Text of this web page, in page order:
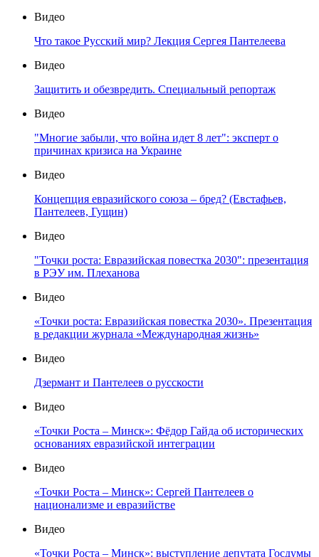
Видео
Что такое Русский мир? Лекция Сергея Пантелеева
Видео
Защитить и обезвредить. Специальный репортаж
Видео
"Многие забыли, что война идет 8 лет": эксперт о
причинах кризиса на Украине
Видео
Концепция евразийского союза – бред? (Евстафьев,
Пантелеев, Гущин)
Видео
"Точки роста: Евразийская повестка 2030": презентация
в РЭУ им. Плеханова
Видео
«Точки роста: Евразийская повестка 2030». Презентация
в редакции журнала «Международная жизнь»
Видео
Дзермант и Пантелеев о русскости
Видео
«Точки Роста – Минск»: Фёдор Гайда об исторических
основаниях евразийской интеграции
Видео
«Точки Роста – Минск»: Сергей Пантелеев о
национализме и евразийстве
Видео
«Точки Роста – Минск»: выступление депутата Госдумы